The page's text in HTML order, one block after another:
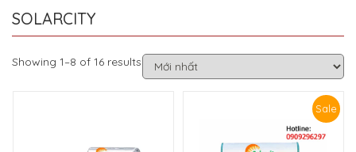
SOLARCITY
Showing 1–8 of 16 results
Sale